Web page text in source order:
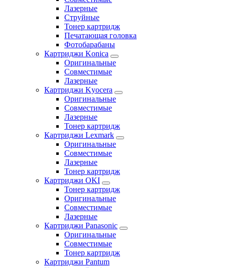
Лазерные
Струйные
Тонер картридж
Печатающая головка
Фотобарабаны
Картриджи Konica
Оригинальные
Совместимые
Лазерные
Картриджи Kyocera
Оригинальные
Совместимые
Лазерные
Тонер картридж
Картриджи Lexmark
Оригинальные
Совместимые
Лазерные
Тонер картридж
Картриджи OKI
Тонер картридж
Оригинальные
Совместимые
Лазерные
Картриджи Panasonic
Оригинальные
Совместимые
Тонер картридж
Картриджи Pantum